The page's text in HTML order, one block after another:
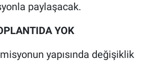
paylaşacak.
YOK
yapısında değişiklik